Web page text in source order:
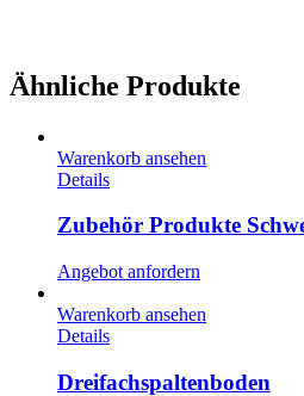
Ähnliche Produkte
Warenkorb ansehen
Details
Zubehör Produkte
Angebot anfordern
Warenkorb ansehen
Details
Dreifachspaltenboden